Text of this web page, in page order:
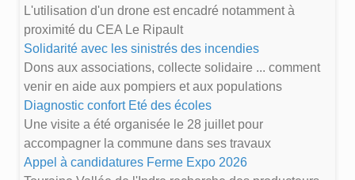
L'utilisation d'un drone est encadré notamment à
proximité du CEA Le Ripault
Solidarité avec les sinistrés des incendies
Dons aux associations, collecte solidaire ... comment
venir en aide aux pompiers et aux populations
Diagnostic confort Eté des écoles
Une visite a été organisée le 28 juillet pour
accompagner la commune dans ses travaux
Appel à candidatures Ferme Expo 2026